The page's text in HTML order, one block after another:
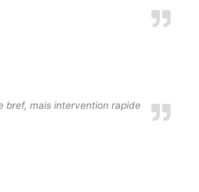
bref, mais intervention rapide